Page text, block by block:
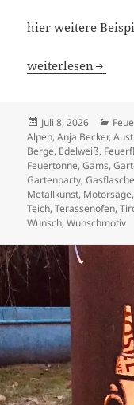
hier weitere
Feld, Wald und
weiterlesen
Veröffentlicht
am
Juli 8, 2026
Alpen,Anja Becker,
Berge, Edelweiß,
Feuertonne,Gams,
Gartenparty,Gasflasche
Metallkunst, Motorsäge,
Teich,Terassenofen,
Wunsch,Wunschmotiv